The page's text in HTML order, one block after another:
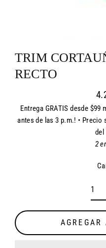
TRIM
RECTO
Entrega GRATIS desde $99
antes de las 3 p.m.! •
del
2